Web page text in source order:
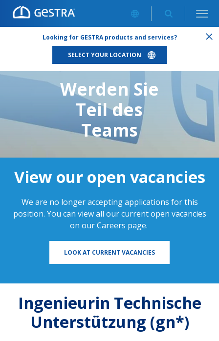
Looking for GESTRA products and services?
SELECT YOUR LOCATION
/ INGENIEURIN TECHNISCHE UNTERSTÜTZUNG
Werden Sie
Teil des
Teams
View our open vacancies
We are no longer accepting applications for this
position. You can view all our current open vacancies
on ourCareers page.
LOOK AT CURRENT VACANCIES
Ingenieurin Technische
Unterstützung (gn*)